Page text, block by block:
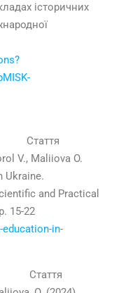
історичних
Стаття
V., Maliiova O.
Ukraine.
and Practical
15-22
in-
Стаття